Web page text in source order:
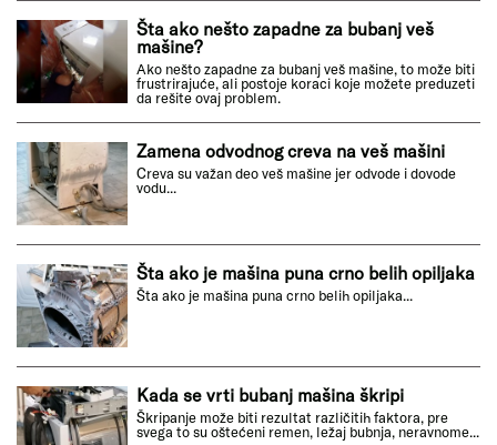
Šta ako nešto zapadne za bubanj veš
mašine?
Ako nešto zapadne za bubanj veš mašine, to može biti
frustrirajuće, ali postoje koraci koje možete preduzeti
da rešite ovaj problem.
Zamena odvodnog creva na veš mašini
Creva su važan deo veš mašine jer odvode i dovode
vodu...
Šta ako je mašina puna crno belih opiljaka
Šta ako je mašina puna crno belih opiljaka...
Kada se vrti bubanj mašina škripi
Škripanje može biti rezultat različitih faktora, pre
svega to su oštećeni remen, ležaj bubnja, neravnome...